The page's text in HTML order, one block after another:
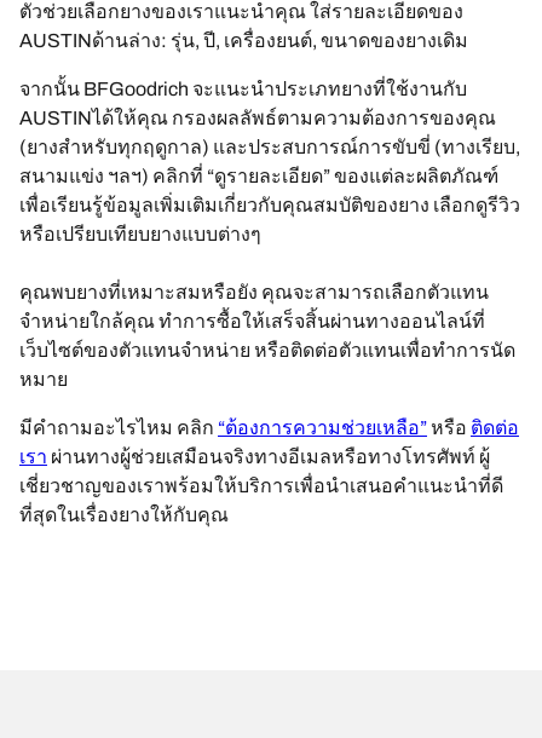
ตัวช่วยเลือกยางของเราแนะนำคุณ ใส่รายละเอียดของ
AUSTINด้านล่าง: รุ่น, ปี, เครื่องยนต์, ขนาดของยางเดิม
จากนั้น BFGoodrich จะแนะนำประเภทยางที่ใช้งานกับ
AUSTINได้ให้คุณ กรองผลลัพธ์ตามความต้องการของคุณ
(ยางสำหรับทุกฤดูกาล) และประสบการณ์การขับขี่ (ทางเรียบ,
สนามแข่ง ฯลฯ) คลิกที่ “ดูรายละเอียด” ของแต่ละผลิตภัณฑ์
เพื่อเรียนรู้ข้อมูลเพิ่มเติมเกี่ยวกับคุณสมบัติของยาง เลือกดูรีวิว
หรือเปรียบเทียบยางแบบต่างๆ
คุณพบยางที่เหมาะสมหรือยัง คุณจะสามารถเลือกตัวแทน
จำหน่ายใกล้คุณ ทำการซื้อให้เสร็จสิ้นผ่านทางออนไลน์ที่
เว็บไซต์ของตัวแทนจำหน่าย หรือติดต่อตัวแทนเพื่อทำการนัด
หมาย
มีคำถามอะไรไหม คลิก “ต้องการความช่วยเหลือ”หรือ ติดต่อ
เรา ผ่านทางผู้ช่วยเสมือนจริงทางอีเมลหรือทางโทรศัพท์ ผู้
เชี่ยวชาญของเราพร้อมให้บริการเพื่อนำเสนอคำแนะนำที่ดี
ที่สุดในเรื่องยางให้กับคุณ